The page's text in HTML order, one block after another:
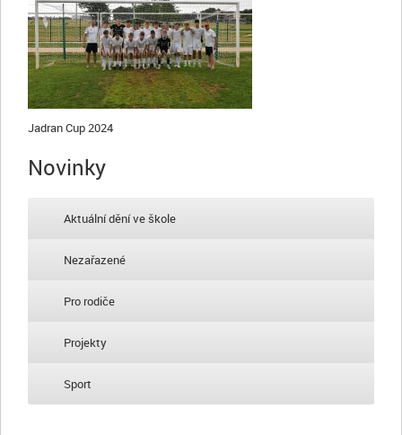
Jadran Cup 2024
Novinky
Aktuální dění ve škole
Nezařazené
Pro rodiče
Projekty
Sport